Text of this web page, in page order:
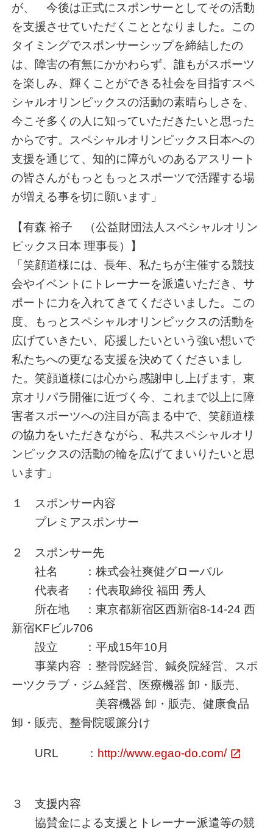
が、 今後は正式にスポンサーとしてその活動
を支援させていただくこととなりました。この
タイミングでスポンサーシップを締結したの
は、障害の有無にかかわらず、誰もがスポーツ
を楽しみ、輝くことができる社会を目指すスペ
シャルオリンピックスの活動の素晴らしさを、
今こそ多くの人に知っていただきたいと思った
からです。スペシャルオリンピックス日本への
支援を通じて、知的に障がいのあるアスリート
の皆さんがもっともっとスポーツで活躍する場
が増える事を切に願います」
【有森 裕子 （公益財団法人スペシャルオリン
ピックス日本 理事長）】
「笑顔道様には、長年、私たちが主催する競技
会やイベントにトレーナーを派遣いただき、サ
ポートに力を入れてきてくださいました。この
度、もっとスペシャルオリンピックスの活動を
広げていきたい、応援したいという強い想いで
私たちへの更なる支援を決めてくださいまし
た。笑顔道様には心から感謝申し上げます。東
京オリパラ開催に近づく今、これまで以上に障
害者スポーツへの注目が高まる中で、笑顔道様
の協力をいただきながら、私共スペシャルオリ
ンピックスの活動の輪を広げてまいりたいと思
います」
１ スポンサー内容
プレミアスポンサー
２ スポンサー先
社名 ：株式会社爽健グローバル
代表者 ：代表取締役 福田 秀人
所在地 ：東京都新宿区西新宿8-14-24 西
新宿KFビル706
設立 ：平成15年10月
事業内容 ：整骨院経営、鍼灸院経営、スポ
ーツクラブ・ジム経営、医療機器 卸・販売、
美容機器 卸・販売、健康食品
卸・販売、整骨院暖簾分け
URL ： http://www.egao-do.com/
３ 支援内容
協賛金による支援とトレーナー派遣等の競